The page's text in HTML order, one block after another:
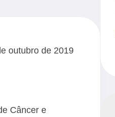
outubro de 2019
Câncer e